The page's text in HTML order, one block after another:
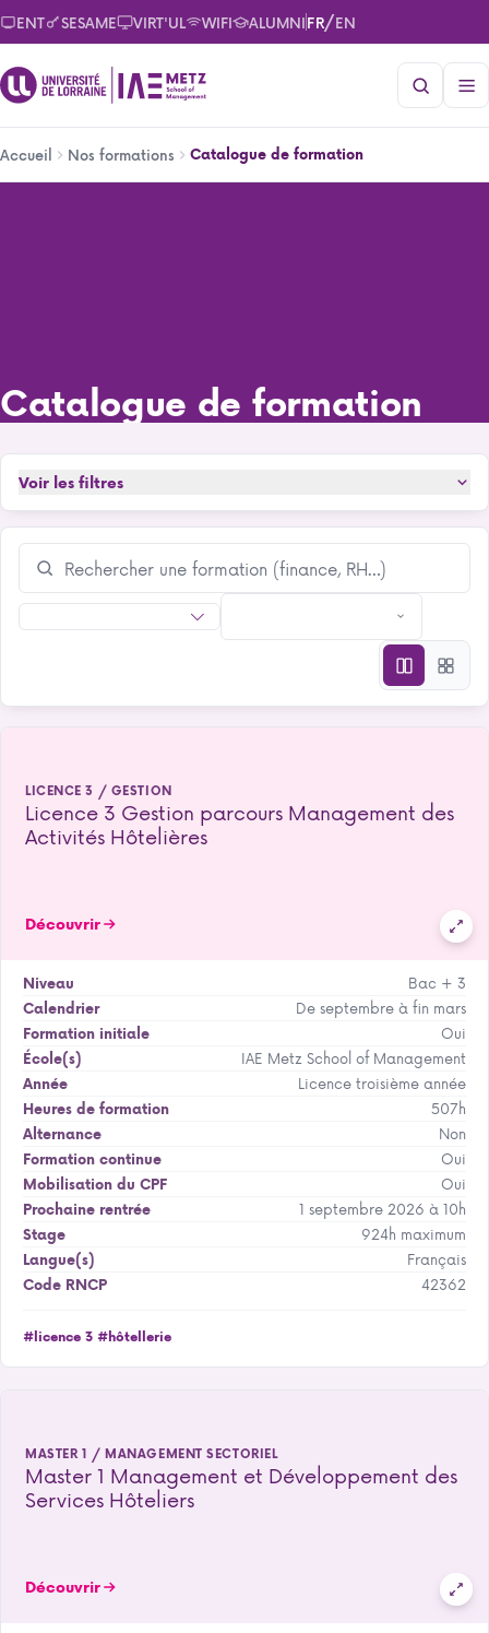
Aller
au
contenu
principal
ENT SESAME VIRT'UL WIFI ALUMNIFR/EN
d'Ariane
Accueil Nos formations Catalogue de formation
Catalogue de formation
Voir les filtres
LICENCE 3 / GESTION
Licence 3 Gestion parcours Management des
Activités Hôtelières
Découvrir
Niveau
Bac + 3
Calendrier
De septembre à fin mars
Formation initiale
Oui
École(s)
IAE Metz School of Management
Année
Licence troisième année
Heures de formation
507h
Alternance
Non
Formation continue
Oui
Mobilisation du CPF
Oui
Prochaine rentrée
1 septembre 2026 à 10h
Stage
924h maximum
Langue(s)
Français
Code RNCP
42362
#licence 3 #hôtellerie
MASTER 1 / MANAGEMENT SECTORIEL
Master 1 Management et Développement des
Services Hôteliers
Découvrir